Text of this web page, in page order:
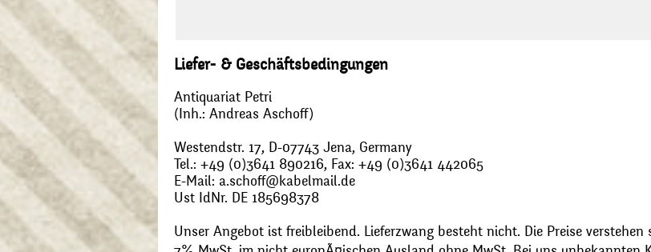
Liefer- & Geschäftsbedingungen
Antiquariat Petri
(Inh.: Andreas Aschoff)
Westendstr. 17, D-07743 Jena, Germany
Tel.: +49 (0)3641 890216, Fax: +49 (0)3641 442065
E-Mail: a.schoff@kabelmail.de
Ust IdNr. DE 185698378
Unser Angebot ist freibleibend. Lieferzwang besteht nicht. Die Preise